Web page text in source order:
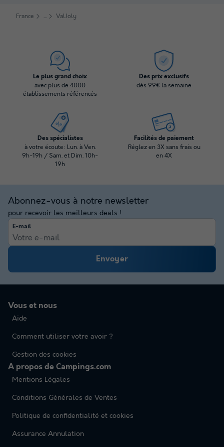
France ValJoly
Le plus grand choix
avec plus de 4000
établissements référencés
Des prix exclusifs
dès 99€ la semaine
Des spécialistes
à votre écoute: Lun. à Ven.
9h-19h / Sam. et Dim. 10h-
19h
Facilités de paiement
Réglez en 3X sans frais ou
en 4X
Abonnez-vous à notre newsletter
pour recevoir les meilleurs deals !
E-mail
Envoyer
Vous et nous
Aide
Comment utiliser votre avoir ?
Gestion des cookies
A propos de Campings.com
Mentions Légales
Conditions Générales de Ventes
Politique de confidentialité et cookies
Assurance Annulation